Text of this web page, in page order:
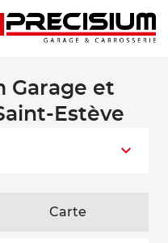
Garage et
Estève
Carte